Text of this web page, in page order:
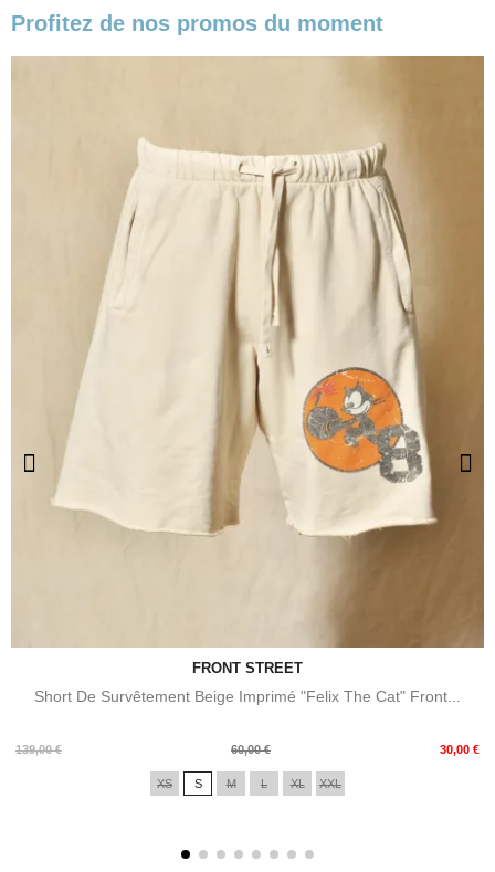
Profitez de nos promos du moment
FRONT STREET
Short De Survêtement Beige Imprimé "Felix The Cat" Front...
139,00 €
Prix
60,00 € 30,00 €
Prix
XS S M L XL XXL